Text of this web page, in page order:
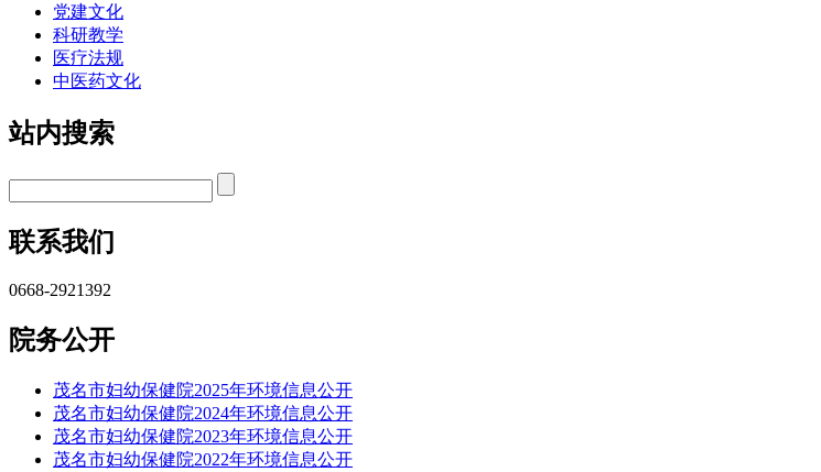
党建文化
科研教学
医疗法规
中医药文化
站内搜索
联系我们
0668-2921392
院务公开
茂名市妇幼保健院2025年环境信息公开
茂名市妇幼保健院2024年环境信息公开
茂名市妇幼保健院2023年环境信息公开
茂名市妇幼保健院2022年环境信息公开